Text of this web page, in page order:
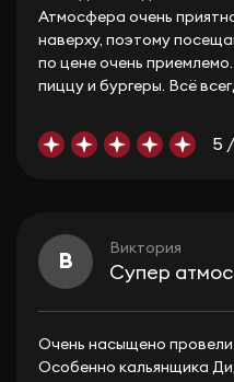
Атмосфера очень
наверху, поэтому
по цене очень
пиццу и бургеры. Всё
5
В
Виктория
Супер
Очень насыщено
Особенно кальянщика